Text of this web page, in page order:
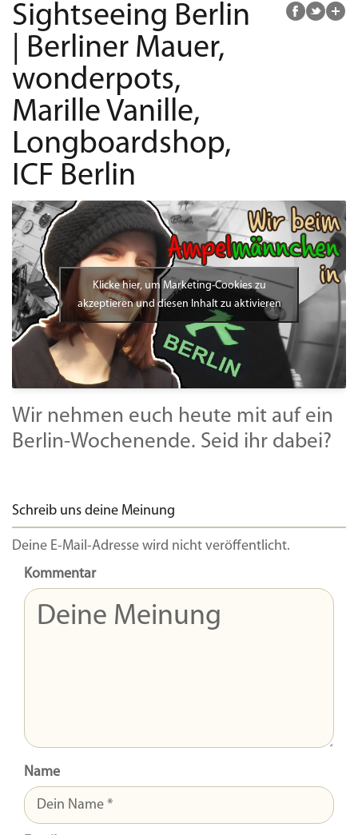
Sightseeing Berlin
| Berliner Mauer,
wonderpots,
Marille Vanille,
Longboardshop,
ICF Berlin
Klicke hier, um Marketing-Cookies zu
akzeptieren und diesen Inhalt zu aktivieren
Wir nehmen euch heute mit auf ein
Berlin-Wochenende. Seid ihr dabei?
Schreib uns deine Meinung
Deine E-Mail-Adresse wird nicht veröffentlicht.
Kommentar
Name